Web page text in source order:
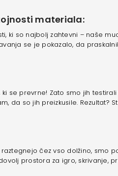
materiala:
ki so najbolj zahtevni – naše
se je pokazalo, da
ki se prevrne! Zato smo jih
da so jih preizkusile. Rezultat?
čez vso dolžino, smo
prostora za igro, skrivanje,